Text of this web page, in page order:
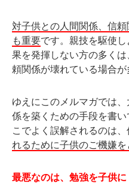
対子供との人間関係、信
も重要です。親技を駆使
果を発揮しない方の多く
頼関係が壊れている場合が
ゆえにこのメルマガでは
係を築くための手段を書
こでよく誤解されるのは、
れるために子供のご機嫌
最悪なのは、勉強を子供